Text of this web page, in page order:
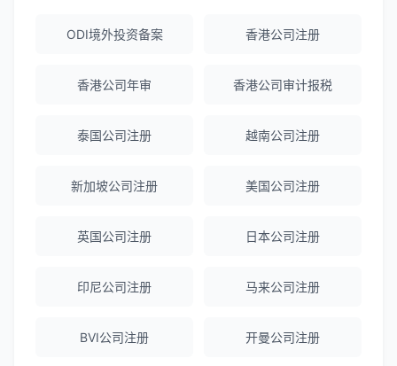
Robert Chen ★★★★☆
陈经理 ★★★★★
海外公司注册服务非常专业，顾问响应迅
ODI境外投资备案 香港公司注册
香港公司年审 香港公司审计报税
泰国公司注册 越南公司注册
新加坡公司注册 美国公司注册
英国公司注册 日本公司注册
印尼公司注册 马来公司注册
BVI公司注册 开曼公司注册